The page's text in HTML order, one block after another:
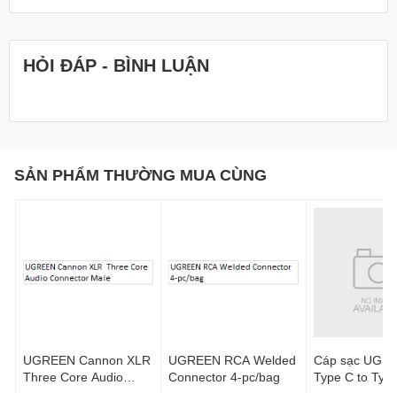
Một số hình ảnh UGREEN
Type C to 3.5mm Jack
Adapter Cable Aluminum
Case+Braid
HỎI ĐÁP - BÌNH LUẬN
SẢN PHẨM THƯỜNG MUA CÙNG
UGREEN Cannon XLR
Three Core Audio
UGREEN RCA Welded
Connector 4-pc/bag
Cáp sạc
Type C to